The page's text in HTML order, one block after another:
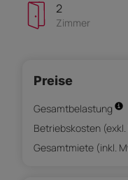
2
Zimmer
Preise
Gesamtbelastung
Betriebskosten
Gesamtmiete (inkl.